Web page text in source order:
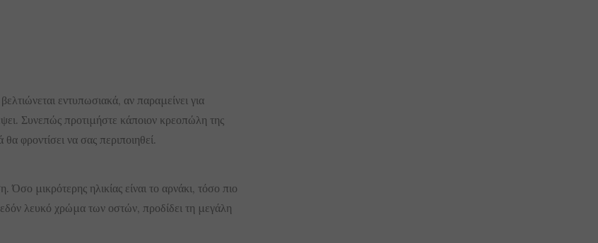
εντυπωσιακά, αν παραμείνει για
Συνεπώς προτιμήστε κάποιον κρεοπώλη της
φροντίσει να σας περιποιηθεί.
μικρότερης ηλικίας είναι το αρνάκι, τόσο πιο
λευκό χρώμα των οστών, προδίδει τη μεγάλη